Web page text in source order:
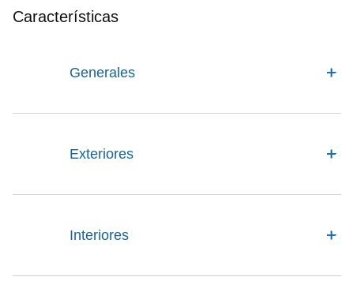
Características
Generales
Exteriores
Interiores